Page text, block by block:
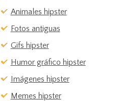
Animales hipster
Fotos antiguas
Gifs hipster
Humor gráfico hipster
Imágenes hipster
Memes hipster